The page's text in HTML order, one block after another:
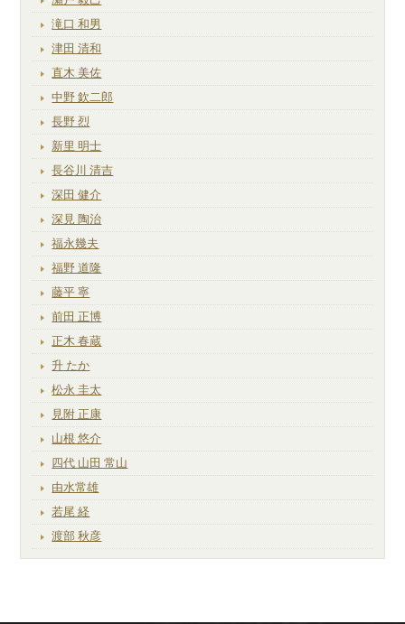
滝口 和男
津田 清和
直木 美佐
中野 欽二郎
長野 烈
新里 明士
長谷川 清吉
深田 健介
深見 陶治
福永幾夫
福野 道隆
藤平 寧
前田 正博
正木 春蔵
升 たか
松永 圭太
見附 正康
山根 悠介
四代 山田 常山
由水常雄
若尾 経
渡部 秋彦